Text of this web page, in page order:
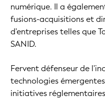
numérique. Il a
fusions-acquisitions et
d'entreprises telles que
SANID.
Fervent défenseur de
technologies
initiatives